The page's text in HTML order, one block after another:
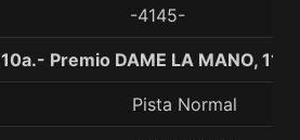
-4145-
10a.- Premio DAME LA MANO,
Pista Normal